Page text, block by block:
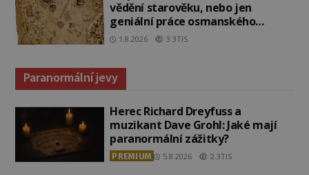
vědění starověku, nebo jen
geniální práce osmanského
admirála?
1.8.2026 3.3TIS
Paranormální jevy
Herec Richard Dreyfuss a
muzikant Dave Grohl: Jaké mají
paranormální zážitky?
PREMIUM 5.8.2026 2.3TIS